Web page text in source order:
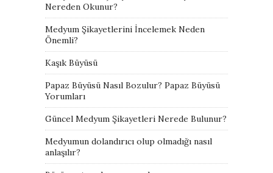
Nereden Okunur?
Medyum Şikayetlerini İncelemek Neden
Önemli?
Kaşık Büyüsü
Papaz Büyüsü Nasıl Bozulur? Papaz Büyüsü
Yorumları
Güncel Medyum Şikayetleri Nerede Bulunur?
Medyumun dolandırıcı olup olmadığı nasıl
anlaşılır?